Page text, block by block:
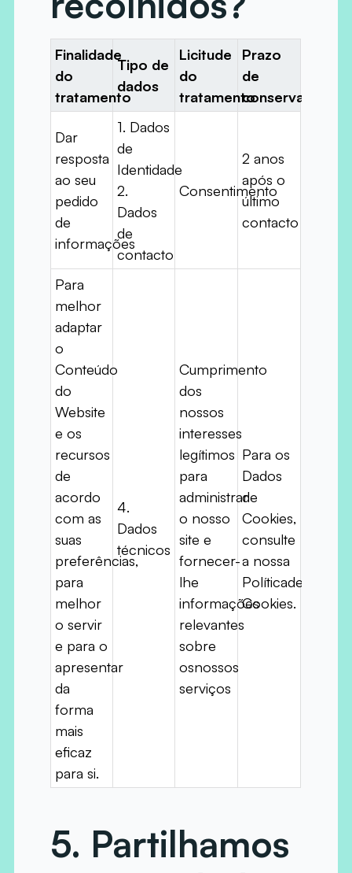
Finalidade
do
tratamento
Tipo de
dados
Licitude
do
tratamento
Prazo
de
conservação
Dar
resposta
ao seu
pedido
de
informações
1. Dados
de
Identidade
2.
Dados
de
contacto
Consentimento
2 anos
após o
último
contacto
Para
melhor
adaptar
o
Conteúdo
do
Website
e os
recursos
de
acordo
com as
suas
preferências,
para
melhor
o servir
e para o
apresentar
da
forma
mais
eficaz
para si.
4.
Dados
técnicos
Cumprimento
dos
nossos
interesses
legítimos
para
administrar
o nosso
site e
fornecer-
lhe
informações
relevantes
sobre
osnossos
serviços
Para os
Dados
de
Cookies,
consulte
a nossa
Políticade
Cookies.
5. Partilhamos